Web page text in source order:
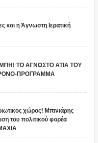
η Άγνωστη Ιερατική
ΤΟ ΑΓΝΩΣΤΟ ΑΤΙΑ ΤΟΥ
ΠΡΟΓΡΑΜΜΑ
χώρος! Μπινιάρης
του πολιτικού φορέα